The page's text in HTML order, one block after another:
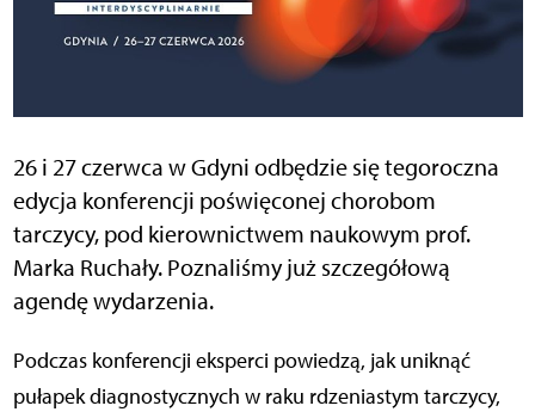
26 i 27 czerwca w Gdyni odbędzie się tegoroczna
edycja konferencji poświęconej chorobom
tarczycy, pod kierownictwem naukowym prof.
Marka Ruchały. Poznaliśmy już szczegółową
agendę wydarzenia.
Podczas konferencji eksperci powiedzą, jak uniknąć
pułapek diagnostycznych w raku rdzeniastym tarczycy,